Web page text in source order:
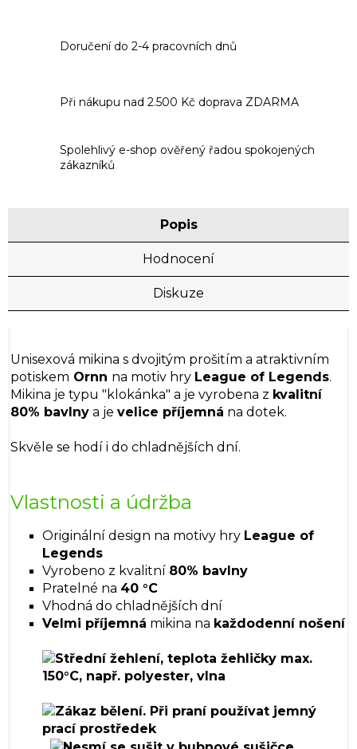
Doručení do 2-4 pracovních dnů
Při nákupu nad 2.500 Kč doprava ZDARMA
Spolehlivý e-shop ověřený řadou spokojených
zákazníků
Popis
Hodnocení
Diskuze
Unisexová mikina s dvojitým prošitím a atraktivním
potiskem Ornn na motiv hry League of Legends.
Mikina je typu "klokánka" a je vyrobena z kvalitní
80% bavlny a je velice příjemná na dotek.
Skvěle se hodí i do chladnějších dní.
Vlastnosti a údržba
Originální design na motivy hry League of
Legends
Vyrobeno z kvalitní 80% bavlny
Pratelné na 40 °C
Vhodná do chladnějších dní
Velmi příjemná mikina na každodenní nošení